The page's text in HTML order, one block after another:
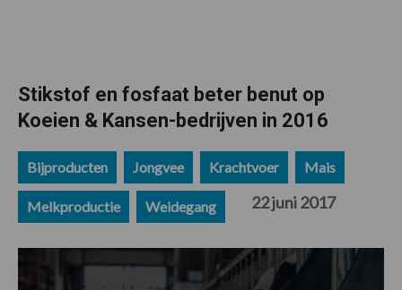
Stikstof en fosfaat beter benut op
Koeien & Kansen-bedrijven in 2016
Bijproducten Jongvee Krachtvoer Mais
Melkproductie Weidegang 22 juni 2017